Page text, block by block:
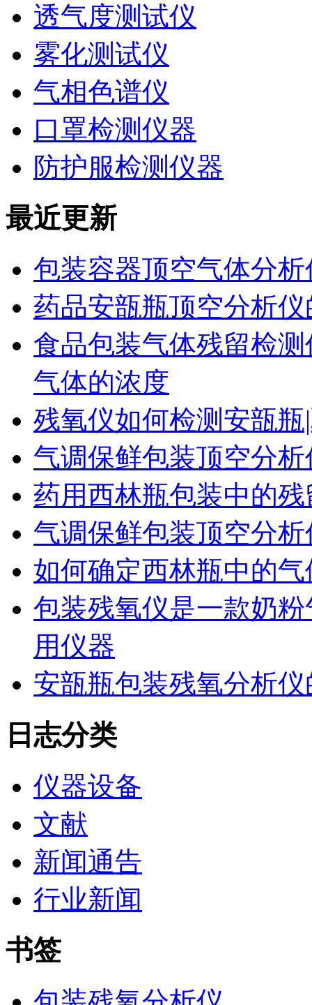
透气度测试仪
雾化测试仪
气相色谱仪
口罩检测仪器
防护服检测仪器
最近更新
包装容器顶空气体分
药品安瓿瓶顶空分析
食品包装气体残留检
气体的浓度
残氧仪如何检测安瓿
气调保鲜包装顶空分
药用西林瓶包装中的
气调保鲜包装顶空分
如何确定西林瓶中的
包装残氧仪是一款奶
用仪器
安瓿瓶包装残氧分析
日志分类
仪器设备
文献
新闻通告
行业新闻
书签